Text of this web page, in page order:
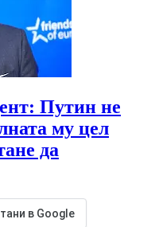
Путин не
му цел
да
в Google